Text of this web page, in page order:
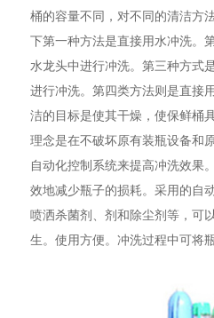
桶的容量不同，对不同的清洁方
下第一种方法是直接用水冲洗。
水龙头中进行冲洗。第三种方式
进行冲洗。第四类方法则是直接
洁的目标是使其干燥，使保鲜桶
理念是在不破坏原有装瓶设备和
自动化控制系统来提高冲洗效果
效地减少瓶子的损耗。采用的自
喷洒杀菌剂、剂和除尘剂等，可
生。使用方便。冲洗过程中可将